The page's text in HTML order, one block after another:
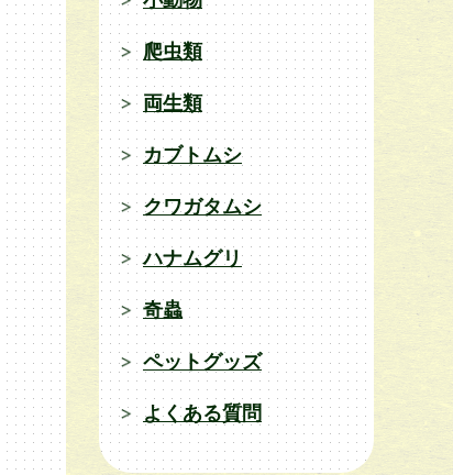
爬虫類
両生類
カブトムシ
クワガタムシ
ハナムグリ
奇蟲
ペットグッズ
よくある質問